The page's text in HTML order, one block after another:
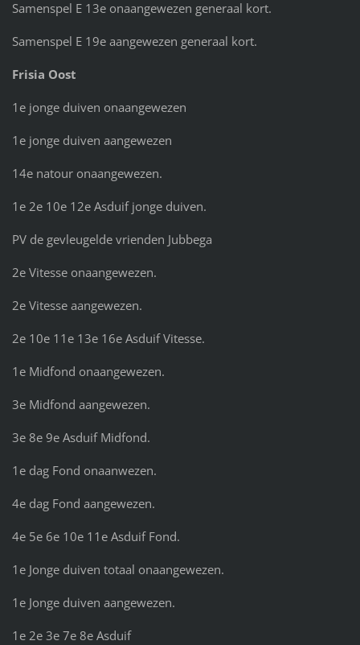
Samenspel E 13e onaangewezen generaal kort.
Samenspel E 19e aangewezen generaal kort.
Frisia Oost
1e jonge duiven onaangewezen
1e jonge duiven aangewezen
14e natour onaangewezen.
1e 2e 10e 12e Asduif jonge duiven.
PV de gevleugelde vrienden Jubbega
2e Vitesse onaangewezen.
2e Vitesse aangewezen.
2e 10e 11e 13e 16e Asduif Vitesse.
1e Midfond onaangewezen.
3e Midfond aangewezen.
3e 8e 9e Asduif Midfond.
1e dag Fond onaanwezen.
4e dag Fond aangewezen.
4e 5e 6e 10e 11e Asduif Fond.
1e Jonge duiven totaal onaangewezen.
1e Jonge duiven aangewezen.
1e 2e 3e 7e 8e Asduif